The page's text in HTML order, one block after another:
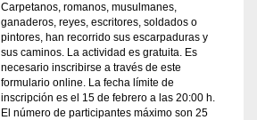
Carpetanos, romanos, musulmanes,
ganaderos, reyes, escritores, soldados o
pintores, han recorrido sus escarpaduras y
sus caminos. La actividad es gratuita. Es
necesario inscribirse a través de este
formulario online. La fecha límite de
inscripción es el 15 de febrero a las 20:00 h.
El número de participantes máximo son 25